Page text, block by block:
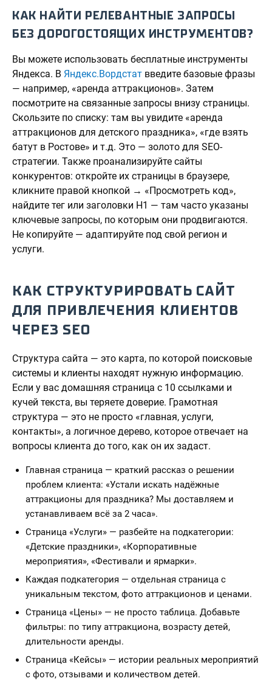
КАК НАЙТИ РЕЛЕВАНТНЫЕ ЗАПРОСЫ
БЕЗ ДОРОГОСТОЯЩИХ ИНСТРУМЕНТОВ?
Вы можете использовать бесплатные инструменты
Яндекса. В Яндекс.Вордстат введите базовые фразы
— например, «аренда аттракционов». Затем
посмотрите на связанные запросы внизу страницы.
Скользите по списку: там вы увидите «аренда
аттракционов для детского праздника», «где взять
батут в Ростове» и т.д. Это — золото для SEO-
стратегии. Также проанализируйте сайты
конкурентов: откройте их страницы в браузере,
кликните правой кнопкой → «Просмотреть код»,
найдите тег или заголовки H1 — там часто указаны
ключевые запросы, по которым они продвигаются.
Не копируйте — адаптируйте под свой регион и
услуги.
КАК СТРУКТУРИРОВАТЬ САЙТ
ДЛЯ ПРИВЛЕЧЕНИЯ КЛИЕНТОВ
ЧЕРЕЗ SEO
Структура сайта — это карта, по которой поисковые
системы и клиенты находят нужную информацию.
Если у вас домашняя страница с 10 ссылками и
кучей текста, вы теряете доверие. Грамотная
структура — это не просто «главная, услуги,
контакты», а логичное дерево, которое отвечает на
вопросы клиента до того, как он их задаст.
Главная страница — краткий рассказ о решении
проблем клиента: «Устали искать надёжные
аттракционы для праздника? Мы доставляем и
устанавливаем всё за 2 часа».
Страница «Услуги» — разбейте на подкатегории:
«Детские праздники», «Корпоративные
мероприятия», «Фестивали и ярмарки».
Каждая подкатегория — отдельная страница с
уникальным текстом, фото аттракционов и ценами.
Страница «Цены» — не просто таблица. Добавьте
фильтры: по типу аттракциона, возрасту детей,
длительности аренды.
Страница «Кейсы» — истории реальных мероприятий
с фото, отзывами и количеством детей.